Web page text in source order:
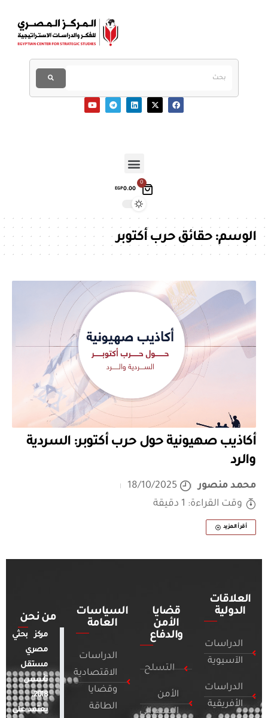
0
EGP0.00
الوسم:حقائق حرب أكتوبر
أكاذيب صهيونية حول حرب أكتوبر: السردية
والرد
محمد منصور
18/10/2025
وقت القراءة: 1 دقيقة
أقرأ المزيد
العلاقات
الدولية
الدراسات
الآسيوية
الدراسات
الأفريقية
قضايا
الأمن
والدفاع
التسلح
الأمن
السيبراني
السياسات
العامة
الدراسات
الاقتصادية
وقضايا
الطاقة
من نحن
مركز بحثي
مصري
مستقل
تأسس
2018.
يعتمد على